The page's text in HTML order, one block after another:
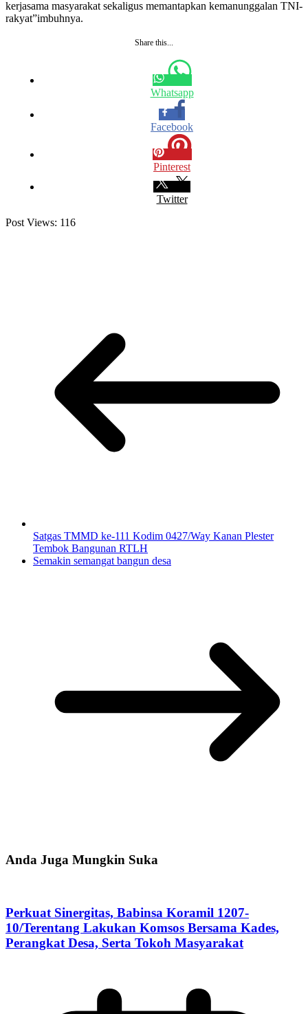
kerjasama masyarakat sekaligus memantapkan kemanunggalan TNI-
rakyat”imbuhnya.
Share this...
Whatsapp
Facebook
Pinterest
Twitter
Post Views: 116
Satgas TMMD ke-111 Kodim 0427/Way Kanan Plester
Tembok Bangunan RTLH
Semakin semangat bangun desa
Anda Juga Mungkin Suka
Perkuat Sinergitas, Babinsa Koramil 1207-
10/Terentang Lakukan Komsos Bersama Kades,
Perangkat Desa, Serta Tokoh Masyarakat